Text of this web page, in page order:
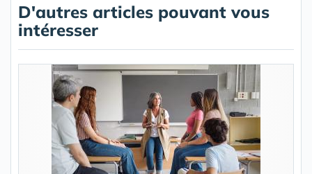
D'autres articles pouvant vous
intéresser